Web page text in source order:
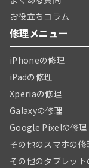
お役立ちコラム
修理メニュー
iPhoneの修理
iPadの修理
Xperiaの修理
Galaxyの修理
Google Pixelの修理
その他のスマホの修
その他のタブレット